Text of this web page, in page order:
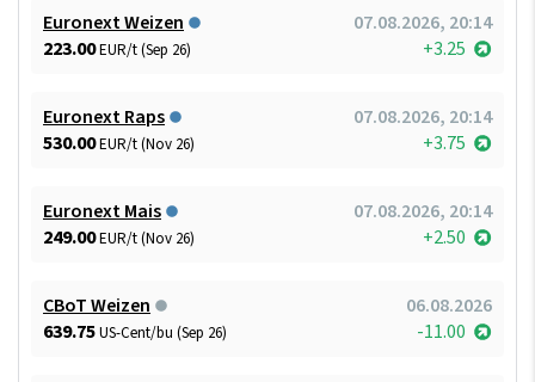
Euronext Weizen
07.08.2026, 20:14
223.00EUR/t (Sep 26) +3.25
Euronext Raps
07.08.2026, 20:14
530.00EUR/t (Nov 26) +3.75
Euronext Mais
07.08.2026, 20:14
249.00EUR/t (Nov 26) +2.50
CBoT Weizen
06.08.2026
639.75US-Cent/bu (Sep 26) -11.00